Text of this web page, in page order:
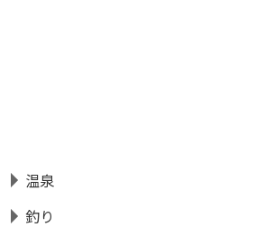
温泉
釣り